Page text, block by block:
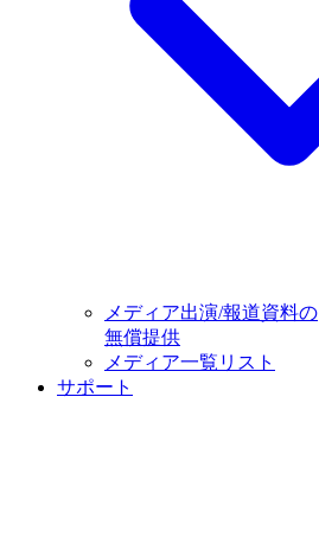
メディア出演/報道資料の
無償提供
メディア一覧リスト
サポート